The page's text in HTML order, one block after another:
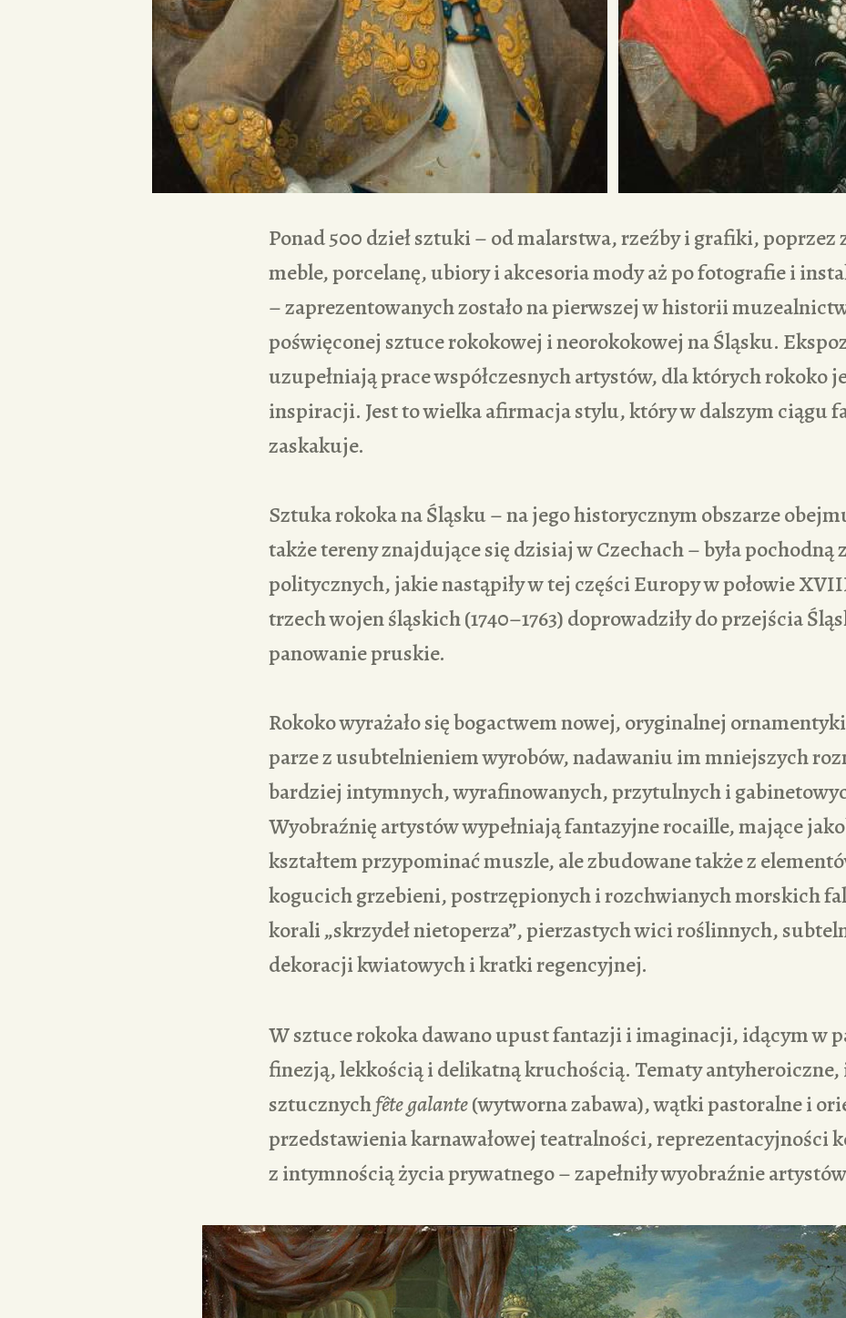
Ponad 500 dzieł sztuki – od malarstwa, rzeźby i grafiki, poprzez
meble, porcelanę, ubiory i akcesoria mody aż po fotografie i
– zaprezentowanych zostało na pierwszej w historii
poświęconej sztuce rokokowej i neorokokowej na Śląsku.
uzupełniają prace współczesnych artystów, dla których rokoko
inspiracji. Jest to wielka afirmacja stylu, który w dalszym ciągu
zaskakuje.
Sztuka rokoka na Śląsku – na jego historycznym obszarze
także tereny znajdujące się dzisiaj w Czechach – była pochodną
politycznych, jakie nastąpiły w tej części Europy w połowie
trzech wojen śląskich (1740–1763) doprowadziły do przejścia
panowanie pruskie.
Rokoko wyrażało się bogactwem nowej, oryginalnej
parze z usubtelnieniem wyrobów, nadawaniu im mniejszych
bardziej intymnych, wyrafinowanych, przytulnych i
Wyobraźnię artystów wypełniają fantazyjne rocaille, mające
kształtem przypominać muszle, ale zbudowane także z
kogucich grzebieni, postrzępionych i rozchwianych morskich
korali „skrzydeł nietoperza”, pierzastych wici roślinnych,
dekoracji kwiatowych i kratki regencyjnej.
W sztuce rokoka dawano upust fantazji i imaginacji, idącym w
finezją, lekkością i delikatną kruchością. Tematy
sztucznychfête galante(wytworna zabawa), wątki pastoralne i
przedstawienia karnawałowej teatralności, reprezentacyjności
z intymnością życia prywatnego – zapełniły wyobraźnie